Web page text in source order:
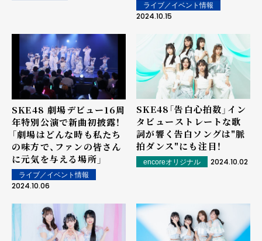
ライブ／イベント情報
2024.10.15
SKE48 劇場デビュー16周
年特別公演で新曲初披露！
「劇場はどんな時も私たち
の味方で、ファンの皆さん
に元気を与える場所」
ライブ／イベント情報
2024.10.06
SKE48「告白心拍数」イン
タビュー――ストレートな歌
詞が響く告白ソングは"脈
拍ダンス"にも注目！
encoreオリジナル 2024.10.02